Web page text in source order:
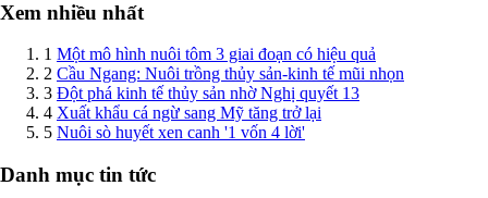
Xem nhiều nhất
1 Một mô hình nuôi tôm 3 giai đoạn có hiệu quả
2 Cầu Ngang: Nuôi trồng thủy sản-kinh tế mũi nhọn
3 Đột phá kinh tế thủy sản nhờ Nghị quyết 13
4 Xuất khẩu cá ngừ sang Mỹ tăng trở lại
5 Nuôi sò huyết xen canh '1 vốn 4 lời'
Danh mục tin tức